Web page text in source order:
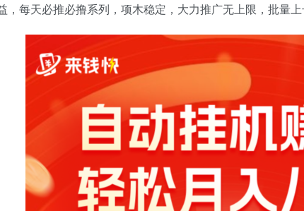
，每天必推必撸系列，项木稳定，大力推广无上限，批量